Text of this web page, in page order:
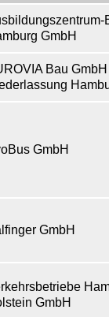
GmbH
Bau GmbH
GmbH
GmbH
GmbH